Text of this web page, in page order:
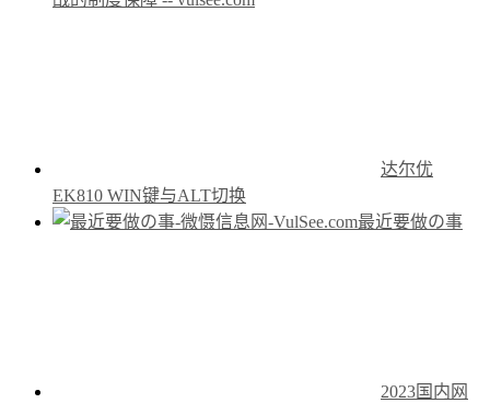
达尔优
EK810 WIN键与ALT切换
最近要做の事
2023国内网